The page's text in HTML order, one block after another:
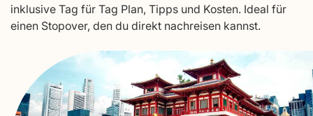
inklusive Tag für Tag Plan, Tipps und Kosten. Ideal für
einen Stopover, den du direkt nachreisen kannst.